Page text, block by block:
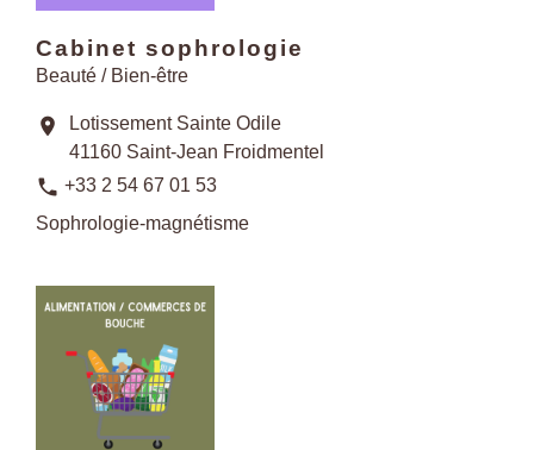
Cabinet sophrologie
Beauté / Bien-être
location_on
Lotissement Sainte Odile
41160 Saint-Jean Froidmentel
phone +33 2 54 67 01 53
Sophrologie-magnétisme